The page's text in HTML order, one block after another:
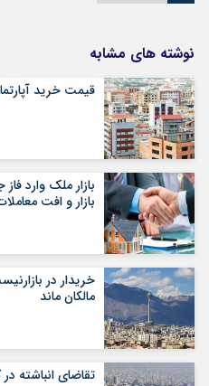
نوشته های مشابه
قیمت خرید
بازار ملک وارد
بازار و افت
خریدار در
مالکان ماند
تقاضای انباشته